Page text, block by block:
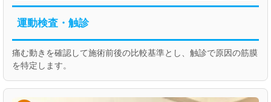
運動検査・触診
痛む動きを確認して施術前後の比較基準とし、触診で原因の筋膜
を特定します。